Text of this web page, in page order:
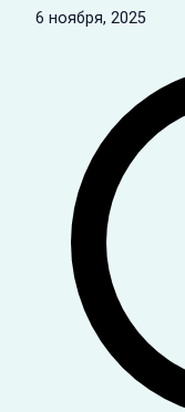
6 ноября, 2025